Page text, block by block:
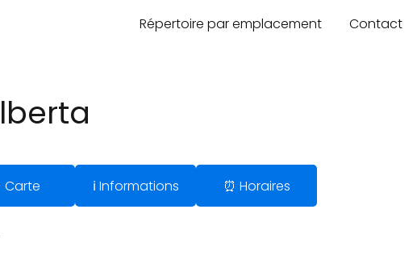
Répertoire par emplacement Contact
Carte ℹ️ Informations ⏰ Horaires